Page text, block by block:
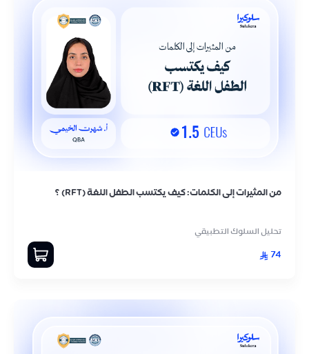
من المثيرات إلى الكلمات: كيف يكتسب الطفل اللغة (RFT) ؟
تحليل السلوك التطبيقي
74